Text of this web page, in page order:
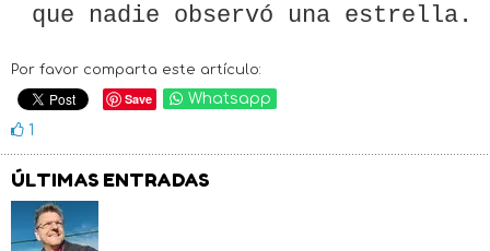
que nadie observó una estrella.
Por favor comparta este artículo:
Save
Whatsapp
1
ÚLTIMAS ENTRADAS